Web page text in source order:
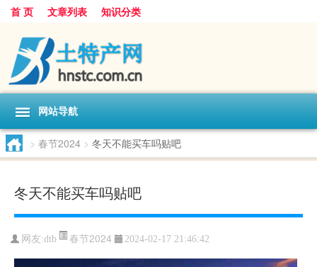
首 页 文章列表 知识分类
网站导航
> 春节2024 > 冬天不能买车吗贴吧
冬天不能买车吗贴吧
网友:dtb 春节2024 2024-02-17 21:46:42